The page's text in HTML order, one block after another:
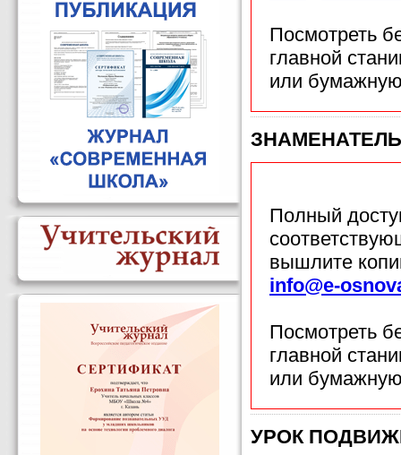
Посмотреть
главной
или
Полный
вышлите
info@e-
Посмотреть
главной
или
УРОК